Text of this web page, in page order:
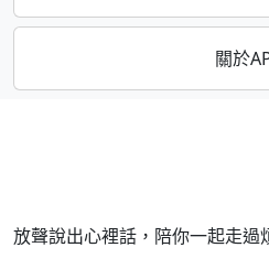
關於
放聲說出心裡話，陪你一起走過